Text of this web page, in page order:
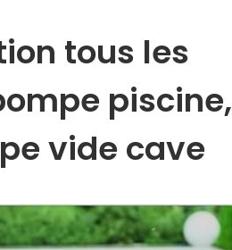
tous les
piscine,
vide cave